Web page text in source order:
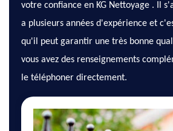
votre confiance en KG Nettoyage . Il
a plusieurs années d'expérience et
qu'il peut garantir une très bonne
vous avez des renseignements
le téléphoner directement.